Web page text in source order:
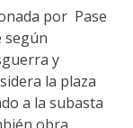
por Pase
según
y
la plaza
a la subasta